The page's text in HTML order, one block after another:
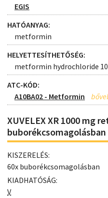
EGIS
HATÓANYAG:
metformin
HELYETTESÍTHETŐSÉG:
metformin hydrochloride
ATC-KÓD:
A10BA02 - Metformin
XUVELEX XR 1000 mg
buborékcsomagolásban
KISZERELÉS:
60x buborékcsomagolásban
KIADHATÓSÁG:
V